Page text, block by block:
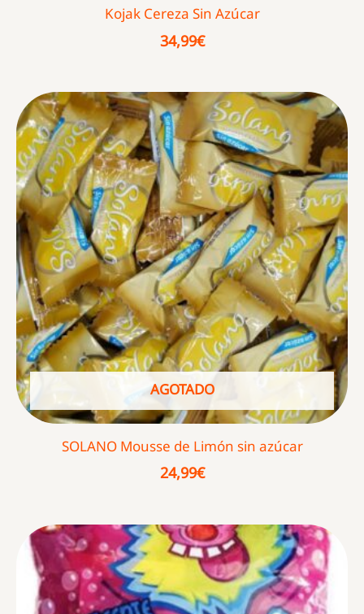
Kojak Cereza Sin Azúcar
34,99€
AGOTADO
SOLANO Mousse de Limón sin azúcar
24,99€